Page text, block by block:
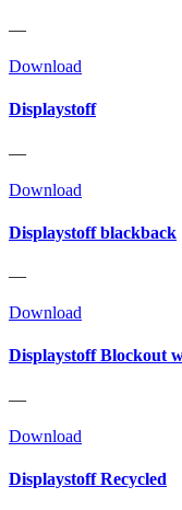
—
Download
Displaystoff
—
Download
Displaystoff blackback
—
Download
Displaystoff Blockout
—
Download
Displaystoff Recycled